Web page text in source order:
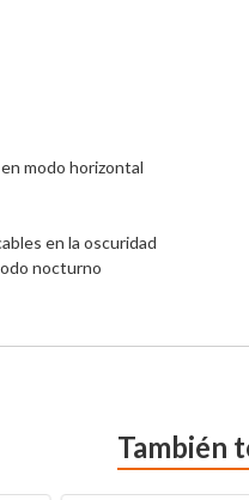
modo horizontal
en la oscuridad
nocturno
También